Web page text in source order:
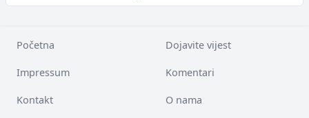
Početna Dojavite vijest
Impressum Komentari
Kontakt O nama